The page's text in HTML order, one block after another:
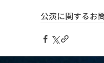
公演に関するお